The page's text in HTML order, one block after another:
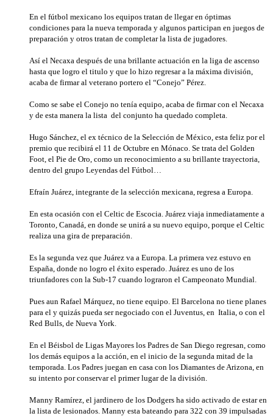
En el fútbol mexicano los equipos tratan de llegar en óptimas
condiciones para la nueva temporada y algunos participan en juegos de
preparación y otros tratan de completar la lista de jugadores.
Así el Necaxa después de una brillante actuación en la liga de ascenso
hasta que logro el titulo y que lo hizo regresar a la máxima división,
acaba de firmar al veterano portero el “Conejo” Pérez.
Como se sabe el Conejo no tenía equipo, acaba de firmar con el Necaxa
y de esta manera la lista del conjunto ha quedado completa.
Hugo Sánchez, el ex técnico de la Selección de México, esta feliz por el
premio que recibirá el 11 de Octubre en Mónaco. Se trata del Golden
Foot, el Pie de Oro, como un reconocimiento a su brillante trayectoria,
dentro del grupo Leyendas del Fútbol…
Efraín Juárez, integrante de la selección mexicana, regresa a Europa.
En esta ocasión con el Celtic de Escocia. Juárez viaja inmediatamente a
Toronto, Canadá, en donde se unirá a su nuevo equipo, porque el Celtic
realiza una gira de preparación.
Es la segunda vez que Juárez va a Europa. La primera vez estuvo en
España, donde no logro el éxito esperado. Juárez es uno de los
triunfadores con la Sub-17 cuando lograron el Campeonato Mundial.
Pues aun Rafael Márquez, no tiene equipo. El Barcelona no tiene planes
para el y quizás pueda ser negociado con el Juventus, en Italia, o con el
Red Bulls, de Nueva York.
En el Béisbol de Ligas Mayores los Padres de San Diego regresan, como
los demás equipos a la acción, en el inicio de la segunda mitad de la
temporada. Los Padres juegan en casa con los Diamantes de Arizona, en
su intento por conservar el primer lugar de la división.
Manny Ramírez, el jardinero de los Dodgers ha sido activado de estar en
la lista de lesionados. Manny esta bateando para 322 con 39 impulsadas